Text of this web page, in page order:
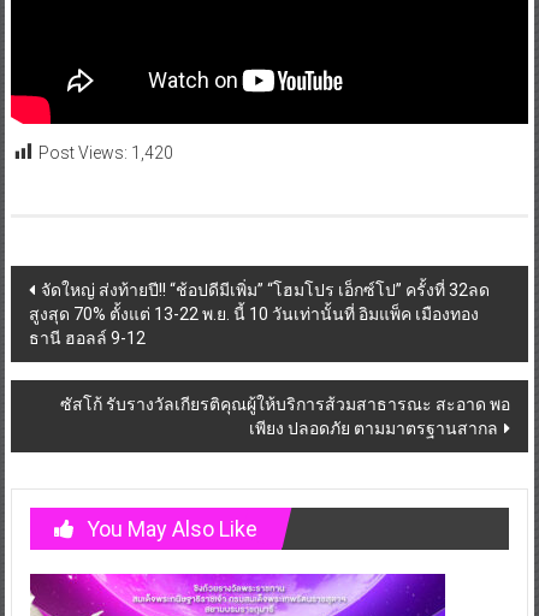
Post Views: 1,420
Post
navigation
จัดใหญ่ ส่งท้ายปี!! “ช้อปดีมีเพิ่ม” “โฮมโปร เอ็กซ์โป” ครั้งที่ 32ลด
สูงสุด 70% ตั้งแต่ 13-22 พ.ย. นี้ 10 วันเท่านั้นที่ อิมแพ็ค เมืองทอง
ธานี ฮอลล์ 9-12
ซัสโก้ รับรางวัลเกียรติคุณผู้ให้บริการส้วมสาธารณะ สะอาด พอ
เพียง ปลอดภัย ตามมาตรฐานสากล
You May Also Like